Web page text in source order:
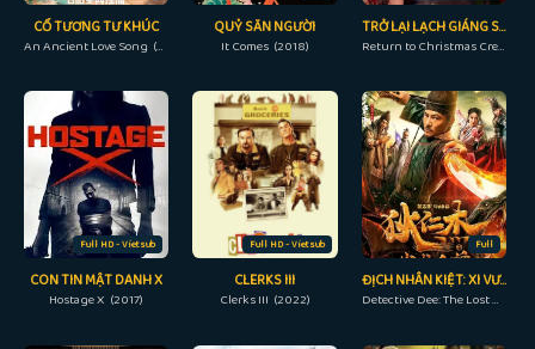
CỔ TƯƠNG TƯ KHÚC
An Ancient Love Song (2023)
QUỶ SĂN NGƯỜI
It Comes (2018)
TRỞ LẠI LẠCH GIÁNG SINH
Return to Christmas Creek (2018)
Full HD - Vietsub
CON TIN MẬT DANH X
Hostage X (2017)
Full HD - Vietsub
CLERKS III
Clerks III (2022)
Full
ĐỊCH NHÂN KIỆT: XI VƯU HUYẾT ĐẰNG
Detective Dee: The Lost Gold (2018)